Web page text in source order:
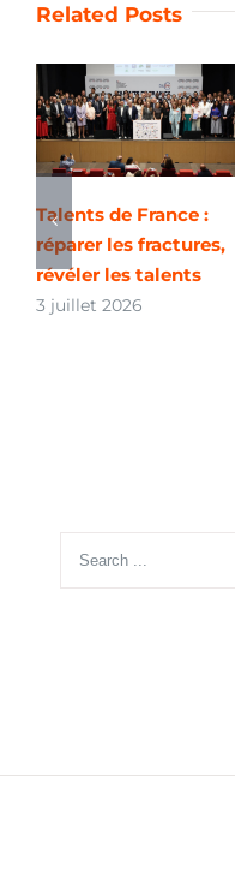
Related Posts
Talents de France :
réparer les fractures,
révéler les talents
3 juillet 2026
Search